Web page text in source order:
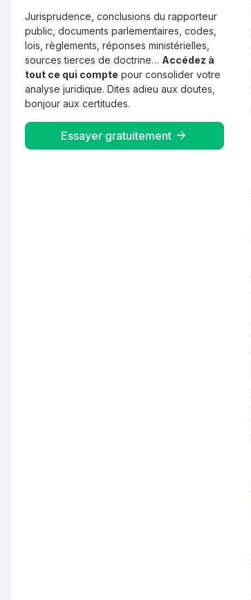
Jurisprudence, conclusions du rapporteur
public, documents parlementaires, codes,
lois, règlements, réponses ministérielles,
sources tierces de doctrine… Accédez à
tout ce qui compte pour consolider votre
analyse juridique. Dites adieu aux doutes,
bonjour aux certitudes.
Essayer gratuitement